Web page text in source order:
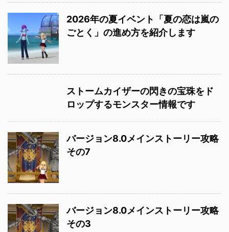
2026年の夏イベント「夏の恋は嵐の
ごとく」の進め方を紹介します
ストームカイザーの閃きの宝珠をド
ロップするモンスター情報です
バージョン8.0メインストーリー攻略
その7
バージョン8.0メインストーリー攻略
その3